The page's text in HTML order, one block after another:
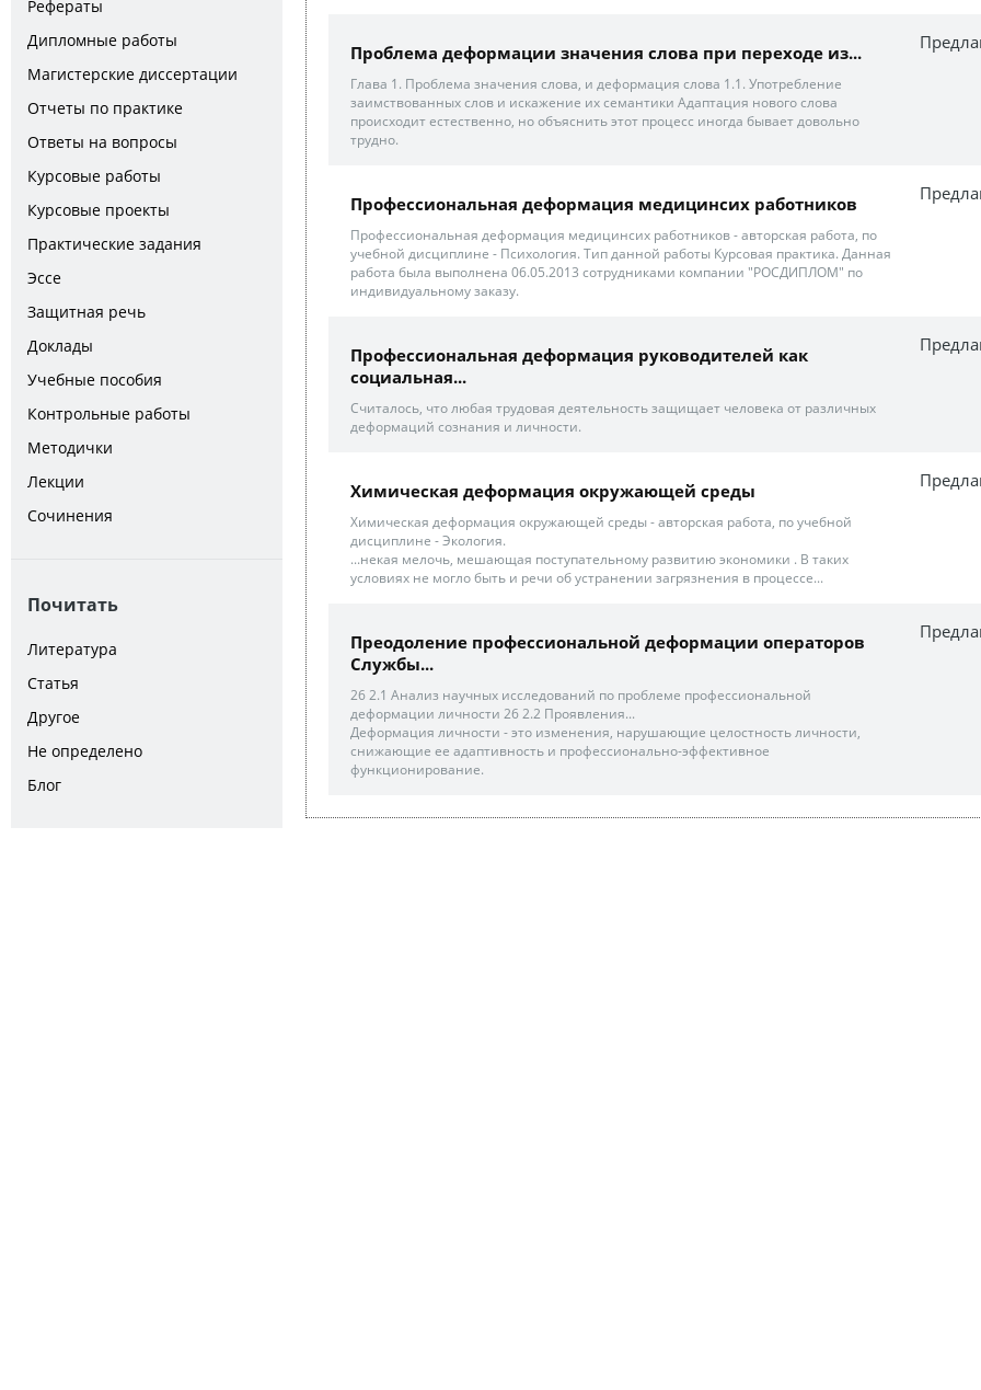
Рефераты
Дипломные работы
Магистерские диссертации
Отчеты по практике
Ответы на вопросы
Курсовые работы
Курсовые проекты
Практические задания
Эссе
Защитная речь
Доклады
Учебные пособия
Контрольные работы
Методички
Лекции
Сочинения
Почитать
Литература
Статья
Другое
Не определено
Блог
Проблема деформации значения слова при переходе из...
Глава 1. Проблема значения слова, и деформация слова 1.1. Употребление
заимствованных слов и искажение их семантики Адаптация нового слова
происходит естественно, но объяснить этот процесс иногда бывает довольно
трудно.
Профессиональная деформация медицинсих работников
Профессиональная деформация медицинсих работников - авторская работа, по
учебной дисциплине - Психология. Тип данной работы Курсовая практика. Данная
работа была выполнена 06.05.2013 сотрудниками компании "РОСДИПЛОМ" по
индивидуальному заказу.
Профессиональная деформация руководителей как
социальная...
Считалось, что любая трудовая деятельность защищает человека от различных
деформаций сознания и личности.
Химическая деформация окружающей среды
Химическая деформация окружающей среды - авторская работа, по учебной
дисциплине - Экология.
...некая мелочь, мешающая поступательному развитию экономики . В таких
условиях не могло быть и речи об устранении загрязнения в процессе...
Преодоление профессиональной деформации операторов
Службы...
26 2.1 Анализ научных исследований по проблеме профессиональной
деформации личности 26 2.2 Проявления...
Деформация личности - это изменения, нарушающие целостность личности,
снижающие ее адаптивность и профессионально-эффективное
функционирование.